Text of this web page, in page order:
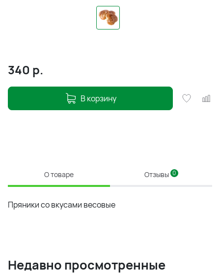
340 р.
В корзину
О товаре Отзывы 0
Пряники со вкусами весовые
Недавно просмотренные